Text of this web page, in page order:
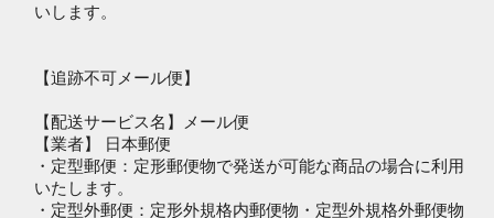
いします。
【追跡不可メール便】
【配送サービス名】メール便
【業者】 日本郵便
・定型郵便：定形郵便物で発送が可能な商品の場合に利用
いたします。
・定型外郵便：定形外規格内郵便物・定型外規格外郵便物